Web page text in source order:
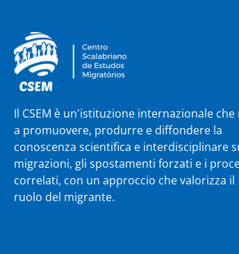
Il CSEM è un'istituzione internazionale che
a promuovere, produrre e diffondere la
conoscenza scientifica e interdisciplinare
migrazioni, gli spostamenti forzati e i
correlati, con un approccio che valorizza il
ruolo del migrante.